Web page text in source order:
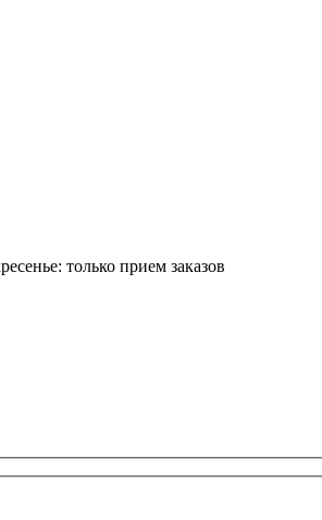
только прием заказов